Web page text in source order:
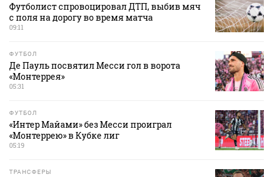
Футболист спровоцировал ДТП, выбив мяч
с поля на дорогу во время матча
09:11
ФУТБОЛ
Де Пауль посвятил Месси гол в ворота
«Монтеррея»
05:31
ФУТБОЛ
«Интер Майами» без Месси проиграл
«Монтеррею» в Кубке лиг
05:19
ТРАНСФЕРЫ